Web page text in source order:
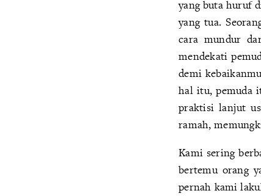
yang buta huruf
yang tua.
cara mundur
mendekati
demi
hal itu, pemuda
praktisi lanjut
ramah,
Kami sering
bertemu orang
pernah kami